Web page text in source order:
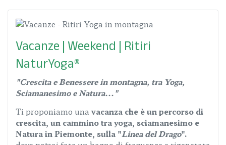
Vacanze | Weekend | Ritiri
NaturYoga®
"Crescita e Benessere in montagna, tra Yoga,
Sciamanesimo e Natura..."
Ti proponiamo una vacanza che è un percorso di
crescita, un cammino tra yoga, sciamanesimo e
Naturain Piemonte, sulla "Linea del Drago".